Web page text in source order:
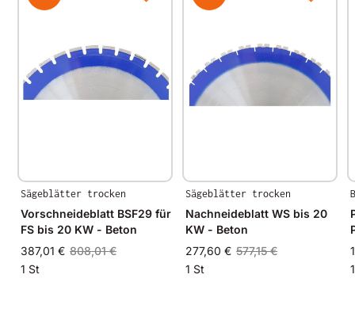
Sägeblätter trocken
Vorschneideblatt BSF29 für
FS bis 20 KW - Beton
387,01 € 808,01 €
1 St
Sägeblätter trocken
Nachneideblatt WS bis 20
KW - Beton
277,60 € 577,15 €
1 St